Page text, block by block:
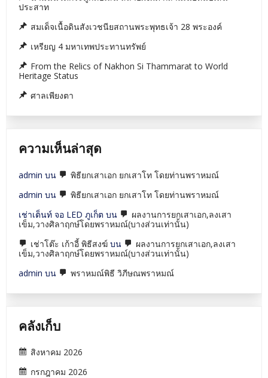
ประสาท
สมเด็จเนื้อดินสังเวชนียสถานพระพุทธเจ้า 28 พระองค์
เหรียญ 4 มหาเทพประทานทรัพย์
From the Relics of Nakhon Si Thammarat to World
Heritage Status
ศาลเพียงตา
ความเห็นล่าสุด
admin บน
พิธียกเสาเอก ยกเสาโท โดยท่านพราหมณ์
admin บน
พิธียกเสาเอก ยกเสาโท โดยท่านพราหมณ์
เช่าเต็นท์ จอ LED ภูเก็ต บน
ผลงานการยกเสาเอก,ลงเสา
เข็ม,วางศิลาฤกษ์โดยพราหมณ์(บางส่วนเท่านั้น)
เช่าโต๊ะ เก้าอี้ พิธีสงฆ์ บน
ผลงานการยกเสาเอก,ลงเสา
เข็ม,วางศิลาฤกษ์โดยพราหมณ์(บางส่วนเท่านั้น)
admin บน พราหมณ์พิธี วิภีษณพราหมณ์
คลังเก็บ
สิงหาคม 2026
กรกฎาคม 2026